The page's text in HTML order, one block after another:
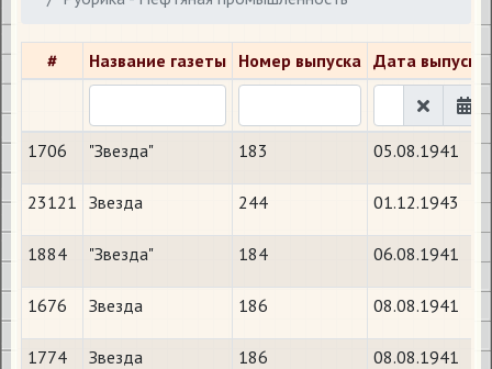
# Название газеты Номер выпуска Дата выпуска
1706 "Звезда" 183 05.08.1941
23121 Звезда 244 01.12.1943
1884 "Звезда" 184 06.08.1941
1676 Звезда 186 08.08.1941
1774 Звезда 186 08.08.1941